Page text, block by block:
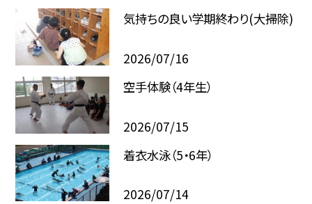
気持ちの良い学期終わり(大掃除)
2026/07/16
空手体験（4年生）
2026/07/15
着衣水泳（5・6年）
2026/07/14